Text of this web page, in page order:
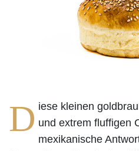
D iese kleinen
und extrem fluffigen
mexikanische